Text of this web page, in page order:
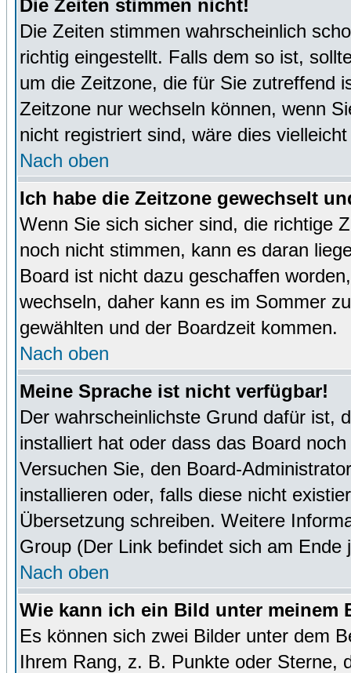
Die Zeiten stimmen nicht!
Die Zeiten stimmen wahrscheinlich
richtig eingestellt. Falls dem so ist,
um die Zeitzone, die für Sie zutreffend
Zeitzone nur wechseln können, wenn
nicht registriert sind, wäre dies
Nach oben
Ich habe die Zeitzone gewechselt
Wenn Sie sich sicher sind, die richtige
noch nicht stimmen, kann es daran
Board ist nicht dazu geschaffen
wechseln, daher kann es im Sommer
gewählten und der Boardzeit kommen.
Nach oben
Meine Sprache ist nicht verfügbar!
Der wahrscheinlichste Grund dafür ist,
installiert hat oder dass das Board
Versuchen Sie, den Board-
installieren oder, falls diese nicht
Übersetzung schreiben. Weitere
Group (Der Link befindet sich am Ende
Nach oben
Wie kann ich ein Bild unter meinem
Es können sich zwei Bilder unter dem
Ihrem Rang, z. B. Punkte oder Sterne,